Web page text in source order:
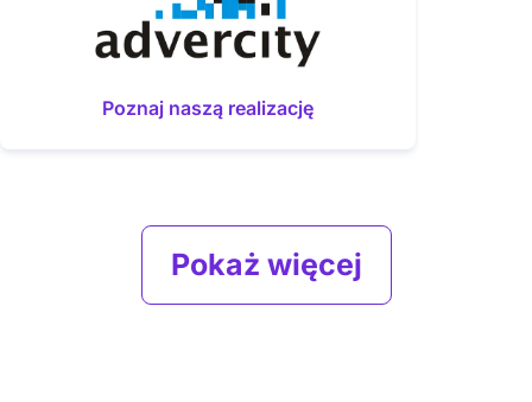
Poznaj naszą realizację
Pokaż więcej